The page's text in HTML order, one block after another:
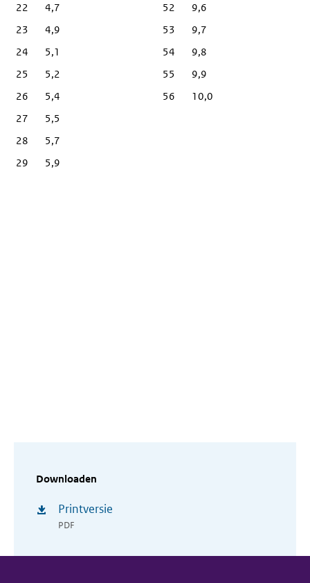
Downloaden
Printversie
PDF
22
4,7
23
4,9
24
5,1
25
5,2
26
5,4
27
5,5
28
5,7
29
5,9
52
9,6
53
9,7
54
9,8
55
9,9
56
10,0